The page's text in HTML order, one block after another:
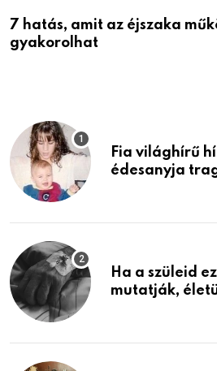
7 hatás, amit az éjszaka
gyakorolhat
Fia világhírű
édesanyja
Ha a szüleid
mutatják,